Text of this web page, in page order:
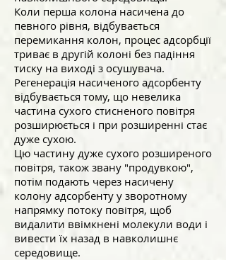
Коли перша колона насичена до
певного рівня, відбувається
перемикання колон, процес адсорбції
триває в другій колоні без падіння
тиску на виході з осушувача.
Регенерація насиченого адсорбенту
відбувається тому, що невелика
частина сухого стисненого повітря
розширюється і при розширенні стає
дуже сухою.
Цю частину дуже сухого розширеного
повітря, також звану "продувкою",
потім подають через насичену
колону адсорбенту у зворотному
напрямку потоку повітря, щоб
видалити ввімкнені молекули води і
вивести їх назад в навколишнє
середовище.